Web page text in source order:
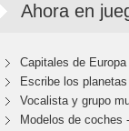
Ahora en
Capitales de
Escribe los
Vocalista y grupo
Modelos de coches